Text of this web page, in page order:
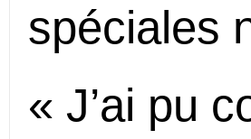
spéciales
« J’ai pu